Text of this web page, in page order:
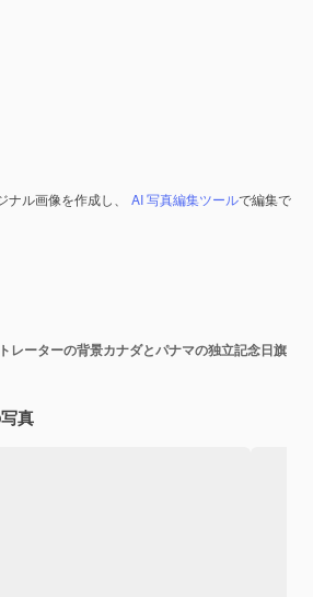
ナル画像を作成し、 AI 写真編集ツールで編集で
レーターの背景カナダとパナマの独立記念日旗
真